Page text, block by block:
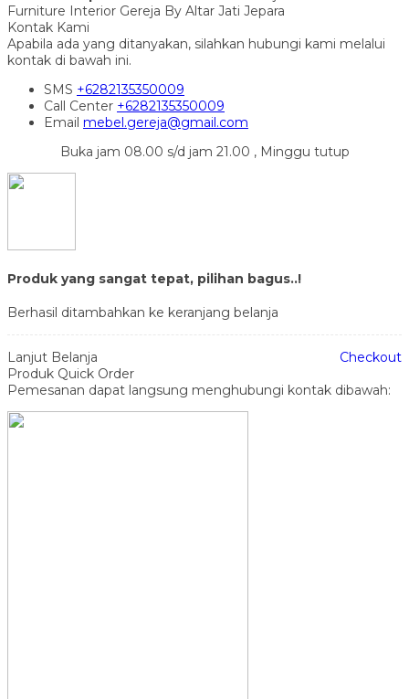
Furniture Interior Gereja By Altar Jati Jepara
Kontak Kami
Apabila ada yang ditanyakan, silahkan hubungi kami melalui
kontak di bawah ini.
SMS +6282135350009
Call Center +6282135350009
Email mebel.gereja@gmail.com
Buka jam 08.00 s/d jam 21.00 , Minggu tutup
Produk yang sangat tepat, pilihan bagus..!
Berhasil ditambahkan ke keranjang belanja
Lanjut Belanja
Checkout
Produk Quick Order
Pemesanan dapat langsung menghubungi kontak dibawah: